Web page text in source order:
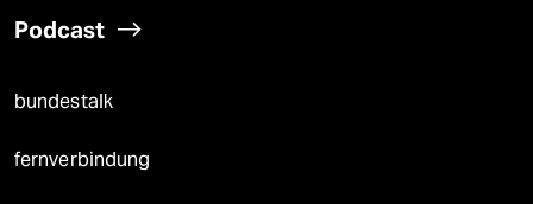
Podcast
bundestalk
fernverbindung